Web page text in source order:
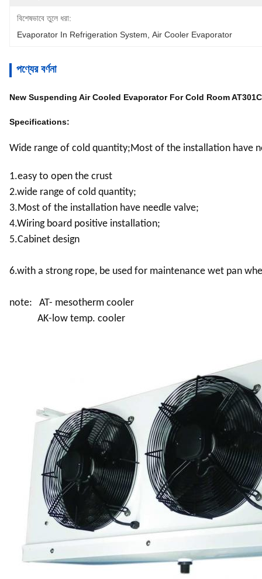
বিশেষভাবে তুলে ধরা:
Evaporator In Refrigeration System Air Cooler Evaporator
পণ্যের বর্ণনা
New Suspending Air Cooled Evaporator For Cold Room
Specifications:
Wide range of cold quantity;Most of the installation have
1.easy to open the crust
2.wide range of cold quantity;
3.Most of the installation have needle valve;
4.Wiring board positive installation;
5.Cabinet design
6.with a strong rope, be used for maintenance wet pan
note: AT- mesotherm cooler
AK-low temp. cooler